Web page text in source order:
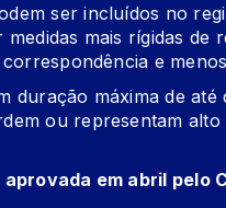
ser incluídos no
mais rígidas de
e
duração máxima de
ou representam
em abril pelo